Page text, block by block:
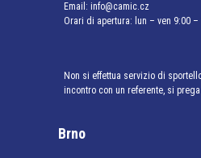
Email: info@camic.cz
Orari di apertura: lun – ven 9:00 –
Non si effettua servizio di
incontro con un referente, si
Brno